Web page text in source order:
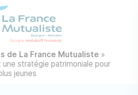
de La France Mutualiste
une stratégie patrimoniale pour
jeunes